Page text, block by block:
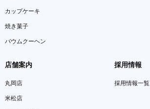
カップケーキ
焼き菓子
バウムクーヘン
店舗案内
丸岡店
米松店
採用情報
採用情報一覧